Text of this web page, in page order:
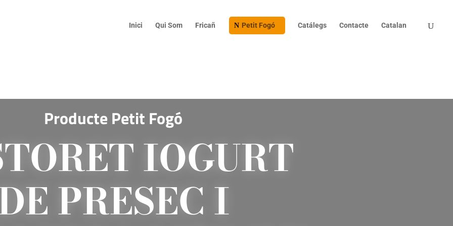
Inici Qui Som Fricañ Petit Fogó Catálegs Contacte Catalan
Producte Petit Fogó
IOGURT
PRESEC I